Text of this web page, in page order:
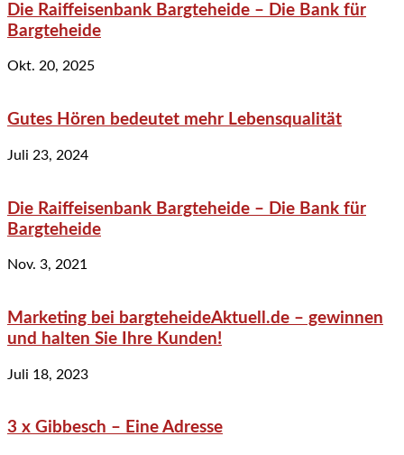
Die Raiffeisenbank Bargteheide – Die Bank für
Bargteheide
Okt. 20, 2025
Gutes Hören bedeutet mehr Lebensqualität
Juli 23, 2024
Die Raiffeisenbank Bargteheide – Die Bank für
Bargteheide
Nov. 3, 2021
Marketing bei bargteheideAktuell.de – gewinnen
und halten Sie Ihre Kunden!
Juli 18, 2023
3 x Gibbesch – Eine Adresse